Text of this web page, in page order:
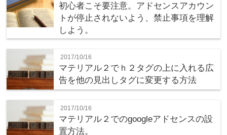
初心者こそ要注意。アドセンスアカウン
トが停止されないよう、禁止事項を理解
しよう。
2017/10/16
マテリアル２でｈ２タグの上に入れる広
告を他の見出しタグに変更する方法
2017/10/16
マテリアル２でのgoogleアドセンスの設
置方法。